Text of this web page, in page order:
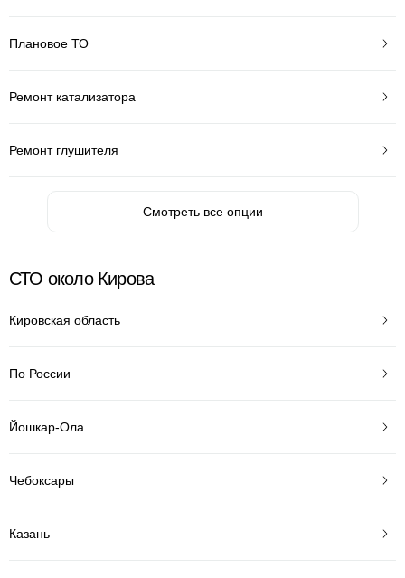
Плановое ТО
Ремонт катализатора
Ремонт глушителя
Смотреть все опции
СТО около Кирова
Кировская область
По России
Йошкар-Ола
Чебоксары
Казань